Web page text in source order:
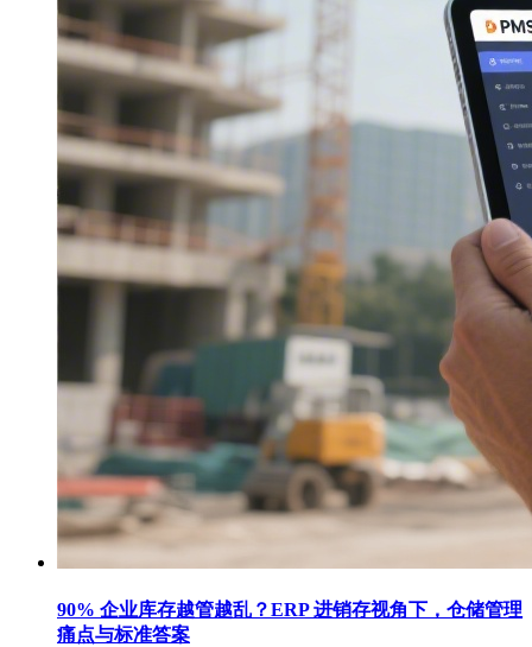
90% 企业库存越管越乱？ERP 进销存视角下，仓储管理
痛点与标准答案